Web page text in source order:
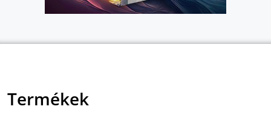
Termékek